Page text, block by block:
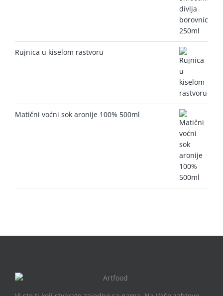
Rujnica u kiselom rastvoru
Matični voćni sok aronije 100% 500ml